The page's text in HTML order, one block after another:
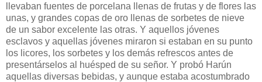
llevaban fuentes de porcelana llenas de frutas y de flores las
unas, y grandes copas de oro llenas de sorbetes de nieve
de un sabor excelente las otras. Y aquellos jóvenes
esclavos y aquellas jóvenes miraron si estaban en su punto
los licores, los sorbetes y los demás refrescos antes de
presentárselos al huésped de su señor. Y probó Harún
aquellas diversas bebidas, y aunque estaba acostumbrado